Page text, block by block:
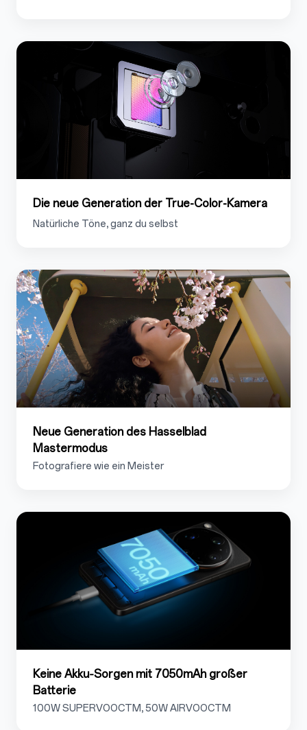
1.5
Die neue Generation der True-Color-Kamera
Natürliche Töne, ganz du selbst
1.6
Neue Generation des Hasselblad
Mastermodus
Fotografiere wie ein Meister
1.7
Keine Akku‑Sorgen mit 7050mAh großer
Batterie
100W SUPERVOOCTM, 50W AIRVOOCTM